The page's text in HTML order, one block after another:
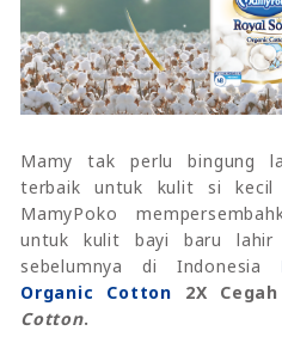
Mamy tak perlu bingung
terbaik untuk kulit si kecil
MamyPoko
untuk kulit bayi baru lahir
sebelumnya di Indonesia
Organic Cotton 2X
Cotton.